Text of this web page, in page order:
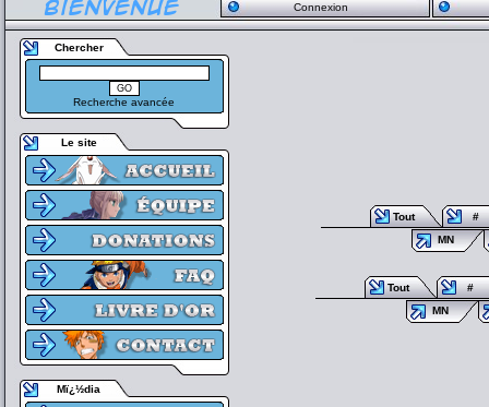
Connexion
Chercher
Recherche avancée
Le site
Mï¿½dia
Tout
#
MN
Tout
#
MN